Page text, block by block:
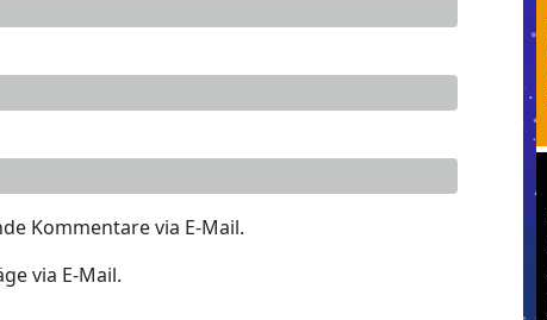
Kommentare via E-Mail.
via E-Mail.